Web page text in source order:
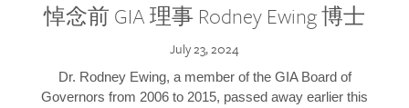
悼念前 GIA 理事 Rodney Ewing 博士
July 23, 2024
Dr. Rodney Ewing, a member of the GIA Board of
Governors from 2006 to 2015, passed away earlier this